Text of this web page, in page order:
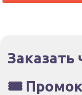
Заказать
🎟️